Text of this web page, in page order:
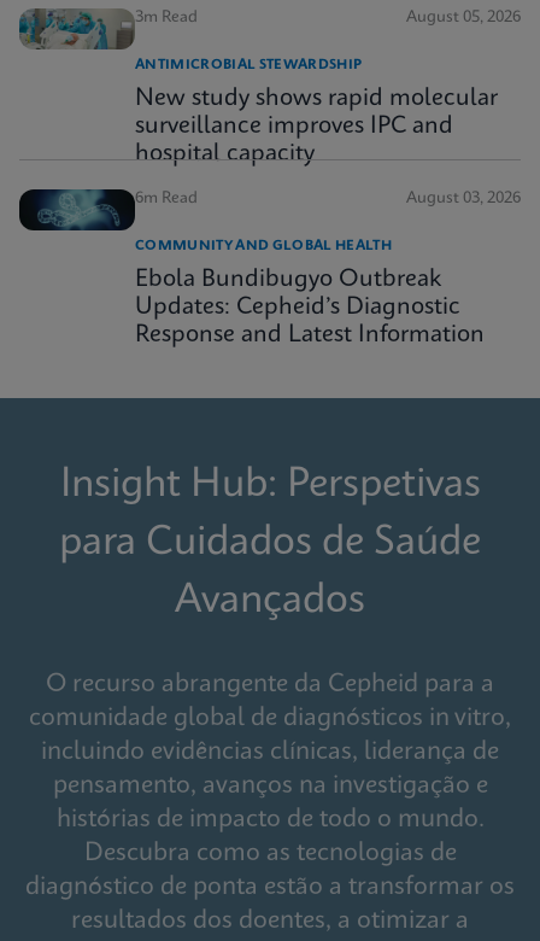
3m Read August 05, 2026
ANTIMICROBIAL STEWARDSHIP
New study shows rapid molecular
surveillance improves IPC and
hospital capacity
6m Read August 03, 2026
COMMUNITY AND GLOBAL HEALTH
Ebola Bundibugyo Outbreak
Updates: Cepheid’s Diagnostic
Response and Latest Information
Insight Hub: Perspetivas
para Cuidados de Saúde
Avançados
O recurso abrangente da Cepheid para a
comunidade global de diagnósticos in vitro,
incluindo evidências clínicas, liderança de
pensamento, avanços na investigação e
histórias de impacto de todo o mundo.
Descubra como as tecnologias de
diagnóstico de ponta estão a transformar os
resultados dos doentes, a otimizar a